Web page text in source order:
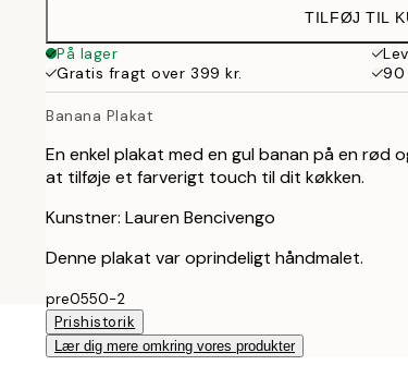
TILFØJ TIL
På lager
Gratis fragt over 399 kr.
90
Banana Plakat
En enkel plakat med en gul banan på en rød
at tilføje et farverigt touch til dit køkken.
Kunstner: Lauren Bencivengo
Denne plakat var oprindeligt håndmalet.
pre0550-2
Prishistorik
Lær dig mere omkring vores produkter